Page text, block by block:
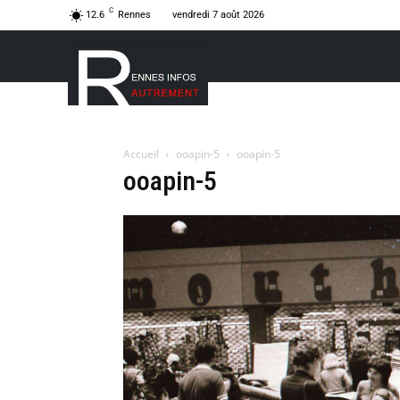
12.6 C Rennes vendredi 7 août 2026
Accueil ooapin-5 ooapin-5
ooapin-5